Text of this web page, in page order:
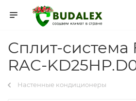
Сплит-система
RAC-
Настенные кондиционеры